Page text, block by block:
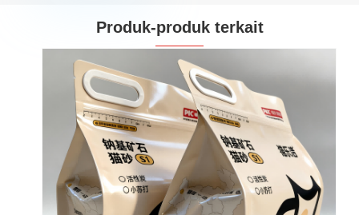
Produk-produk terkait